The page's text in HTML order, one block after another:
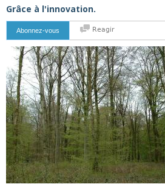
Grâce à l'innovation.
Abonnez-vous Reagir